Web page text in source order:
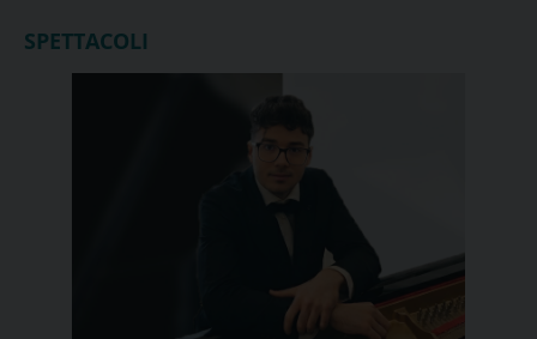
SPETTACOLI